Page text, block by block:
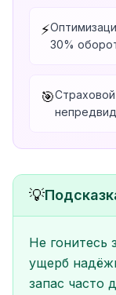
⚡
30%
🎯
💡
Не гонитесь
ущерб
запас часто